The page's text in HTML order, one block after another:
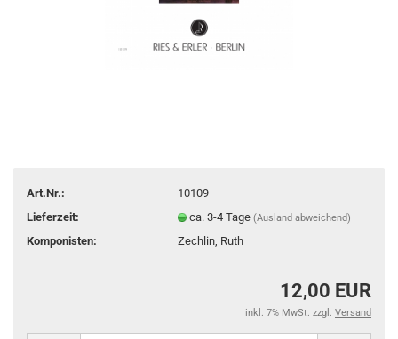
Art.Nr.:
10109
Lieferzeit:
ca. 3-4 Tage(Ausland abweichend)
Komponisten: Zechlin, Ruth
12,00 EUR
inkl. 7% MwSt. zzgl. Versand